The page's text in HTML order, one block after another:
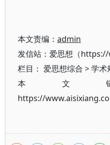
本文责编： admin
发信站：爱思想（
栏目： 爱思想综合 >学术
本文
https://